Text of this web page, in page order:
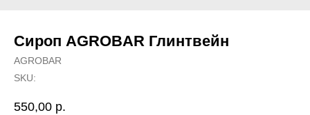
Сироп AGROBAR Глинтвейн
AGROBAR
SKU:
550,00 р.